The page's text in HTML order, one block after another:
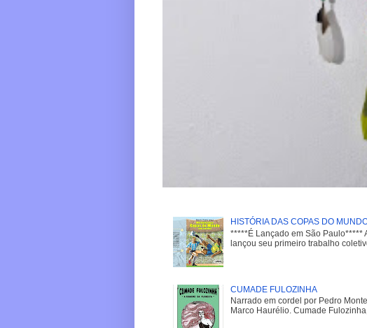
HISTÓRIA DAS COPAS DO
*****É Lançado em São Paulo*****
lançou seu primeiro trabalho
CUMADE FULOZINHA
Narrado em cordel por Pedro
Marco Haurélio. Cumade